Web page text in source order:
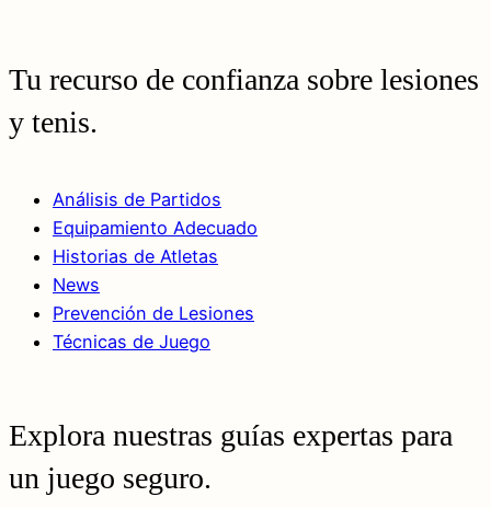
Tu recurso de confianza sobre lesiones
y tenis.
Análisis de Partidos
Equipamiento Adecuado
Historias de Atletas
News
Prevención de Lesiones
Técnicas de Juego
Explora nuestras guías expertas para
un juego seguro.